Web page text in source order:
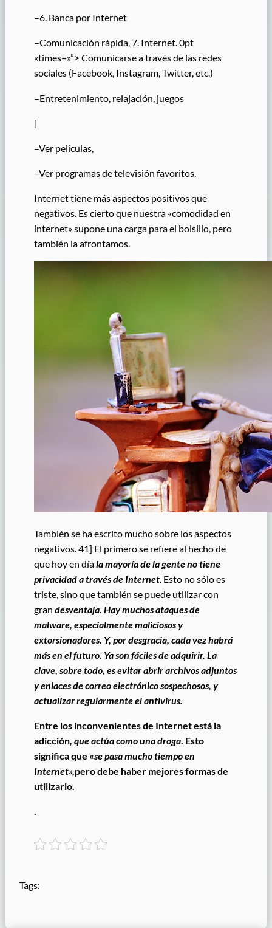
–6. Banca por Internet
–Comunicación rápida, 7. Internet. 0pt
«times=»”> Comunicarse a través de las redes
sociales (Facebook, Instagram, Twitter, etc.)
–Entretenimiento, relajación, juegos
[
–Ver películas,
–Ver programas de televisión favoritos.
Internet tiene más aspectos positivos que
negativos. Es cierto que nuestra «comodidad en
internet» supone una carga para el bolsillo, pero
también la afrontamos.
También se ha escrito mucho sobre los aspectos
negativos. 41] El primero se refiere al hecho de
que hoy en díala mayoría de la gente no tiene
privacidad a través de Internet . Esto no sólo es
triste, sino que también se puede utilizar con
gran desventaja. Hay muchos ataques de
malware, especialmente maliciosos y
extorsionadores. Y, por desgracia, cada vez habrá
más en el futuro. Ya son fáciles de adquirir. La
clave, sobre todo, es evitar abrir archivos adjuntos
y enlaces de correo electrónico sospechosos, y
actualizar regularmente el antivirus.
Entre los inconvenientes de Internet está la
adicción, que actúa como una droga. Esto
significa que «se pasa mucho tiempo en
Internet»,pero debe haber mejores formas de
utilizarlo.
.
Tags: